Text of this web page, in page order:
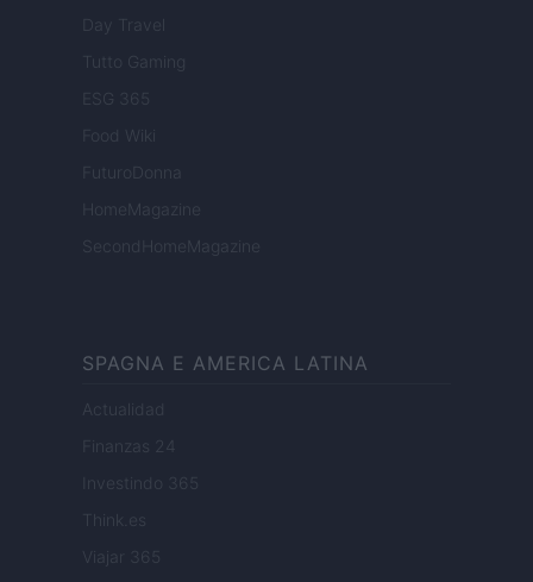
Day Travel
Tutto Gaming
ESG 365
Food Wiki
FuturoDonna
HomeMagazine
SecondHomeMagazine
SPAGNA E AMERICA LATINA
Actualidad
Finanzas 24
Investindo 365
Think.es
Viajar 365